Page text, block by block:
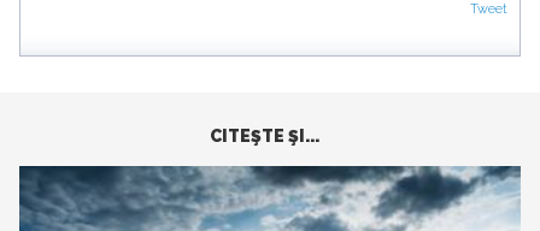
Tweet
CITEŞTE ŞI...